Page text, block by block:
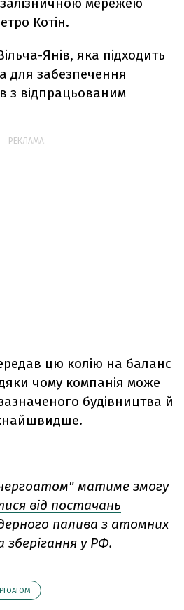
залізничною мережею
Котін.
Янів, яка підходить
для забезпечення
з відпрацьованим
РЕКЛАМА:
цю колію на баланс
чому компанія може
будівництва й
матиме змогу
від постачань
палива з атомних
у РФ.